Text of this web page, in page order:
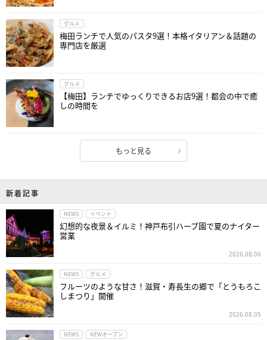
グルメ
梅田ランチで人気のパスタ9選！本格イタリアン＆話題の
専門店を厳選
グルメ
【梅田】ランチでゆっくりできるお店9選！都会の中で癒
しの時間を
もっと見る
新着記事
NEWS イベント
幻想的な夜景＆イルミ！神戸布引ハーブ園で夏のナイター
営業
2026.08.06
NEWS グルメ
フルーツのような甘さ！滋賀・寿長生の郷で「とうもろこ
しまつり」開催
2026.08.05
NEWS NEWオープン